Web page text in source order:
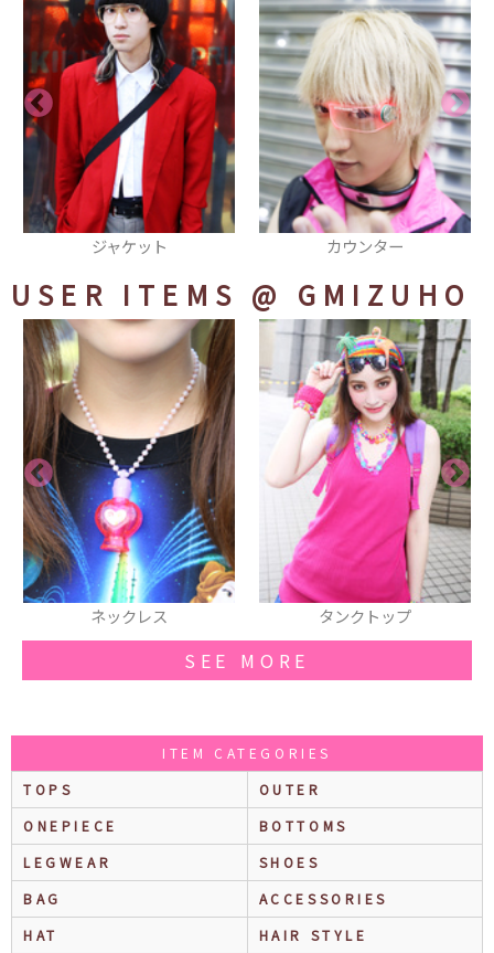
カウンター タトゥータイツ
USER ITEMS @ GMIZUHO
SEE MORE
ITEM CATEGORIES
TOPS
OUTER
ONEPIECE
BOTTOMS
LEGWEAR
SHOES
BAG
ACCESSORIES
HAT
HAIR STYLE